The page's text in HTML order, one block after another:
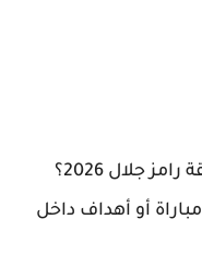
جلال 2026؟
أو أهداف داخل